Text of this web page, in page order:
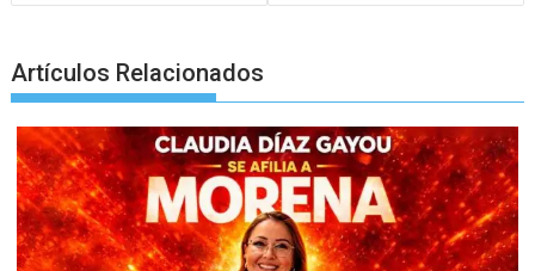
Artículos Relacionados